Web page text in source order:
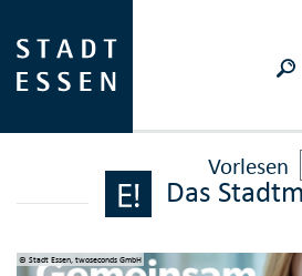
Vorlesen
Das
© Stadt Essen, twoseconds GmbH